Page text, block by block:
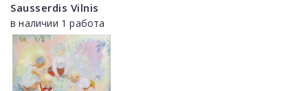
Sausserdis Vilnis
в наличии 1 работа